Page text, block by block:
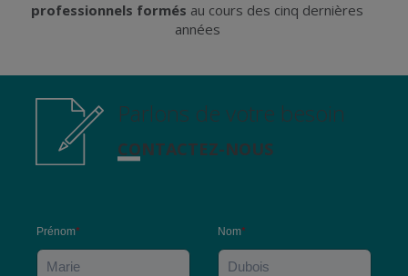
professionnels formés au cours des cinq dernières
années
Prénom* Nom*
Parlons de votre besoin
CONTACTEZ-NOUS